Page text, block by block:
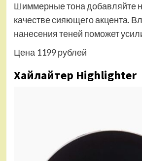
Шиммерные тона добавляйте
качестве сияющего акцента.
нанесения теней поможет
Цена 1199 рублей
Хайлайтер Highlighter